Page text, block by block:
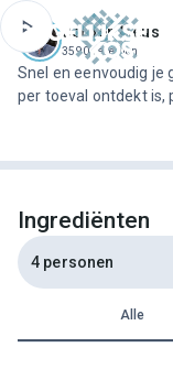
Jeroen Meus
3590 recepten
Snel en eenvoudig je
per toeval ontdekt is,
Ingrediënten
4 personen
Alle